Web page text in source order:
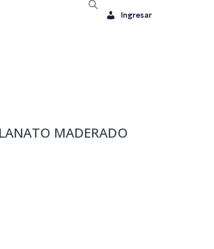
Ingresar
MADERADO